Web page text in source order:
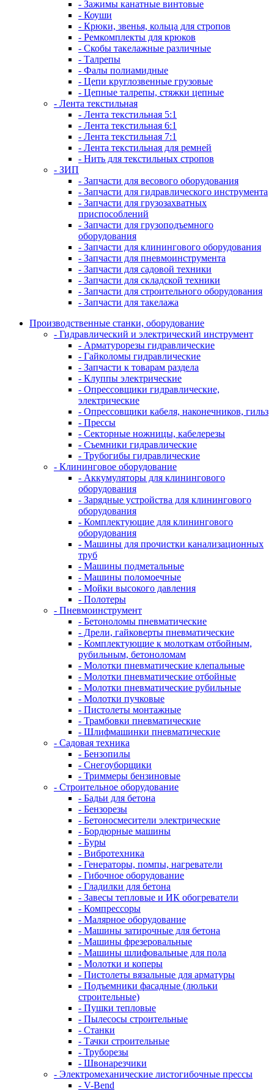
- Зажимы канатные винтовые
- Коуши
- Крюки, звенья, кольца для стропов
- Ремкомплекты для крюков
- Скобы такелажные различные
- Талрепы
- Фалы полиамидные
- Цепи круглозвенные грузовые
- Цепные талрепы, стяжки цепные
- Лента текстильная
- Лента текстильная 5:1
- Лента текстильная 6:1
- Лента текстильная 7:1
- Лента текстильная для ремней
- Нить для текстильных стропов
- ЗИП
- Запчасти для весового оборудования
- Запчасти для гидравлического инструмента
- Запчасти для грузозахватных
приспособлений
- Запчасти для грузоподъемного
оборудования
- Запчасти для клинингового оборудования
- Запчасти для пневмоинструмента
- Запчасти для садовой техники
- Запчасти для складской техники
- Запчасти для строительного оборудования
- Запчасти для такелажа
Производственные станки, оборудование
- Гидравлический и электрический инструмент
- Арматурорезы гидравлические
- Гайколомы гидравлические
- Запчасти к товарам раздела
- Клуппы электрические
- Опрессовщики гидравлические,
электрические
- Опрессовщики кабеля, наконечников, гильз
- Прессы
- Секторные ножницы, кабелерезы
- Съемники гидравлические
- Трубогибы гидравлические
- Клининговое оборудование
- Аккумуляторы для клинингового
оборудования
- Зарядные устройства для клинингового
оборудования
- Комплектующие для клинингового
оборудования
- Машины для прочистки канализационных
труб
- Машины подметальные
- Машины поломоечные
- Мойки высокого давления
- Полотеры
- Пневмоинструмент
- Бетоноломы пневматические
- Дрели, гайковерты пневматические
- Комплектующие к молоткам отбойным,
рубильным, бетоноломам
- Молотки пневматические клепальные
- Молотки пневматические отбойные
- Молотки пневматические рубильные
- Молотки пучковые
- Пистолеты монтажные
- Трамбовки пневматические
- Шлифмашинки пневматические
- Садовая техника
- Бензопилы
- Снегоуборщики
- Триммеры бензиновые
- Строительное оборудование
- Бадьи для бетона
- Бензорезы
- Бетоносмесители электрические
- Бордюрные машины
- Буры
- Вибротехника
- Генераторы, помпы, нагреватели
- Гибочное оборудование
- Гладилки для бетона
- Завесы тепловые и ИК обогреватели
- Компрессоры
- Малярное оборудование
- Машины затирочные для бетона
- Машины фрезеровальные
- Машины шлифовальные для пола
- Молотки и коперы
- Пистолеты вязальные для арматуры
- Подъемники фасадные (люльки
строительные)
- Пушки тепловые
- Пылесосы строительные
- Станки
- Тачки строительные
- Труборезы
- Швонарезчики
- Электромеханические листогибочные прессы
- V-Bend